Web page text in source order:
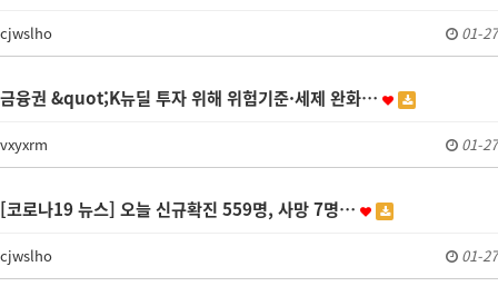
cjwslho 01-27
금융권 &quot;K뉴딜 투자 위해 위험기준·세제 완화…
vxyxrm 01-27
[코로나19 뉴스] 오늘 신규확진 559명, 사망 7명…
cjwslho 01-27